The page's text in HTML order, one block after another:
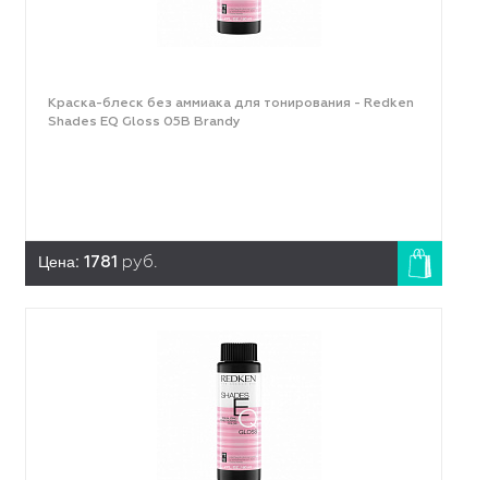
Краска-блеск без аммиака для тонирования - Redken
Shades EQ Gloss 05B Brandy
Цена: 1781 руб.